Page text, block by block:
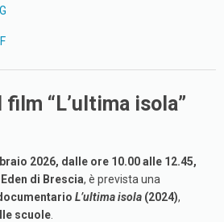
“L’ultima isola”
2026, dalle ore 10.00 alle 12.45,
di Brescia, è prevista una
L’ultima isola (2024),
scuole